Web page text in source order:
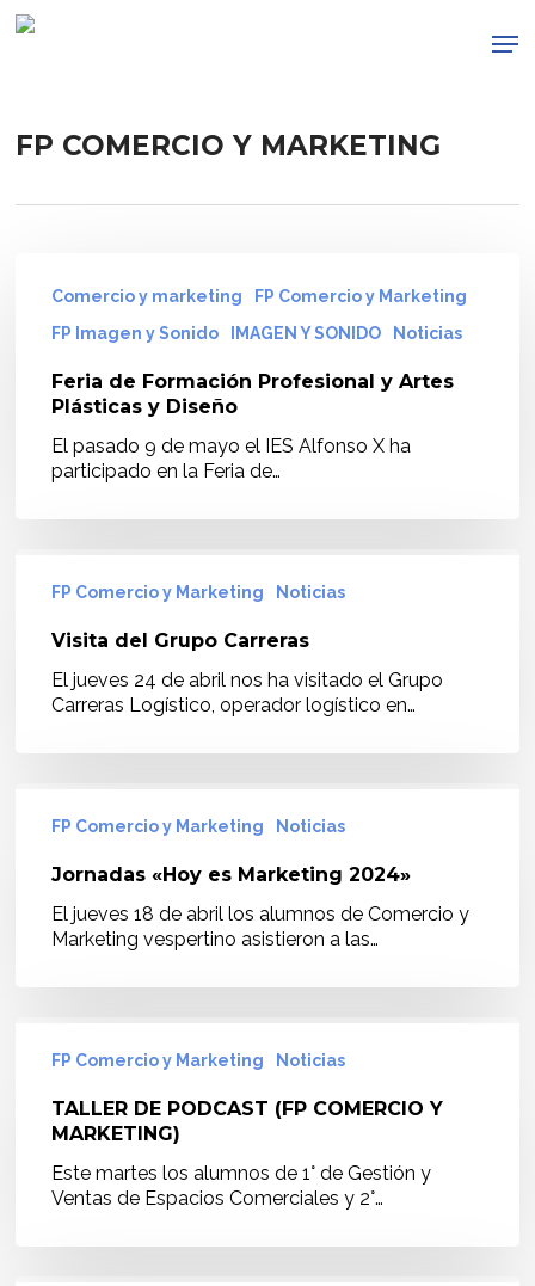
Skip
to
FP COMERCIO Y MARKETING
Profesional
Artes
Plásticas
Diseño
Comercio y marketing
FP Comercio y Marketing
FP Imagen y Sonido
IMAGEN Y SONIDO Noticias
Feria de Formación Profesional y Artes
Plásticas y Diseño
El pasado 9 de mayo el IES Alfonso X ha
participado en la Feria de…
Carreras
FP Comercio y Marketing Noticias
Visita del Grupo Carreras
El jueves 24 de abril nos ha visitado el Grupo
Carreras Logístico, operador logístico en…
«Hoy
Marketing
FP Comercio y Marketing Noticias
Jornadas «Hoy es Marketing 2024»
El jueves 18 de abril los alumnos de Comercio y
Marketing vespertino asistieron a las…
COMERCIO
MARKETING)
FP Comercio y Marketing Noticias
TALLER DE PODCAST (FP COMERCIO Y
MARKETING)
Este martes los alumnos de 1° de Gestión y
Ventas de Espacios Comerciales y 2°…